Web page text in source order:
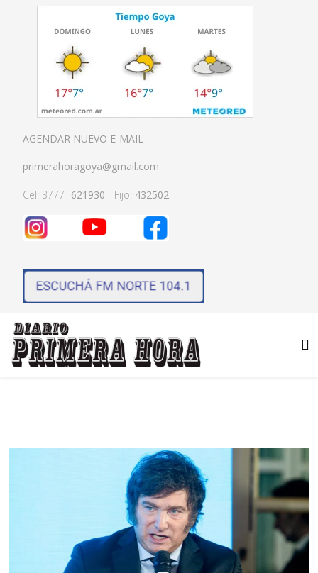
AGENDAR NUEVO E-MAIL
primerahoragoya@gmail.com
Cel: 3777- 621930 - Fijo: 432502